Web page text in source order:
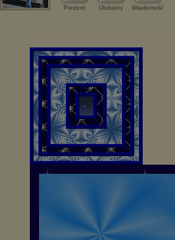
Prezent Ulubiony Wiadomość